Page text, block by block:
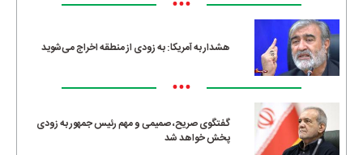
هشدار به آمریکا: به زودی از منطقه اخراج می‌شوید
•••
گفتگوی صریح، صمیمی و مهم رئیس جمهور به زودی
پخش خواهد شد